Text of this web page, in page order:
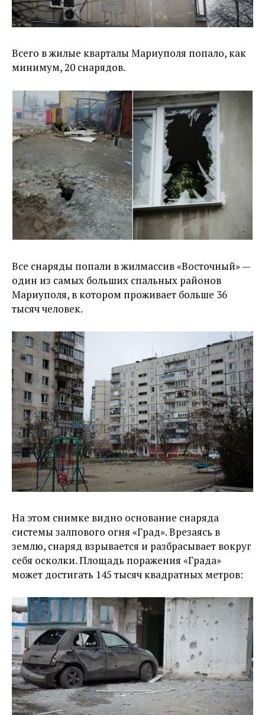
Всего в жилые кварталы Мариуполя попало, как
минимум, 20 снарядов.
Все снаряды попали в жилмассив «Восточный» —
один из самых больших спальных районов
Мариуполя, в котором проживает больше 36
тысяч человек.
На этом снимке видно основание снаряда
системы залпового огня «Град». Врезаясь в
землю, снаряд взрывается и разбрасывает вокруг
себя осколки. Площадь поражения «Града»
может достигать 145 тысяч квадратных метров: